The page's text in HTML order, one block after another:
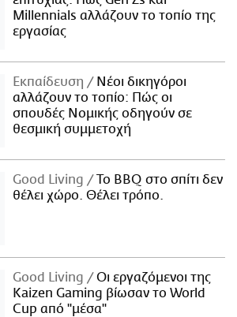
Millennials αλλάζουν το τοπίο της
εργασίας
Εκπαίδευση
Νέοι δικηγόροι
αλλάζουν το τοπίο: Πώς οι
σπουδές Νομικής οδηγούν σε
θεσμική συμμετοχή
Good Living
Το BBQ στο σπίτι δεν
θέλει χώρο. Θέλει τρόπο.
Good Living
Οι εργαζόμενοι της
Kaizen Gaming βίωσαν το World
Cup από "μέσα"